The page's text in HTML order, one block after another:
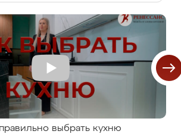
выбрать кухню